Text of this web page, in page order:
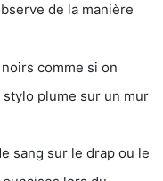
de la manière
comme si on
plume sur un mur
sang sur le drap ou le